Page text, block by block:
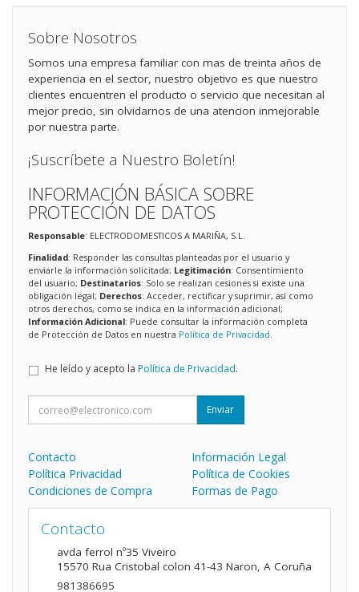
Sobre Nosotros
Somos una empresa familiar con mas de treinta años de
experiencia en el sector, nuestro objetivo es que nuestro
clientes encuentren el producto o servicio que necesitan al
mejor precio, sin olvidarnos de una atencion inmejorable
por nuestra parte.
¡Suscríbete a Nuestro Boletín!
INFORMACIÓN BÁSICA SOBRE
PROTECCIÓN DE DATOS
Responsable: ELECTRODOMESTICOS A MARIÑA, S.L.
Finalidad: Responder las consultas planteadas por el usuario y
enviarle la información solicitada; Legitimación: Consentimiento
del usuario; Destinatarios: Solo se realizan cesiones si existe una
obligación legal; Derechos: Acceder, rectificar y suprimir, así como
otros derechos, como se indica en la información adicional;
Información Adicional: Puede consultar la información completa
de Protección de Datos en nuestra Política de Privacidad
He leído y acepto la Política de Privacidad.
Enviar
Contacto
Información Legal
Política Privacidad
Política de Cookies
Condiciones de Compra
Formas de Pago
Contacto
avda ferrol nº35 Viveiro
15570 Rua Cristobal colon 41-43 Naron, A Coruña
981386695